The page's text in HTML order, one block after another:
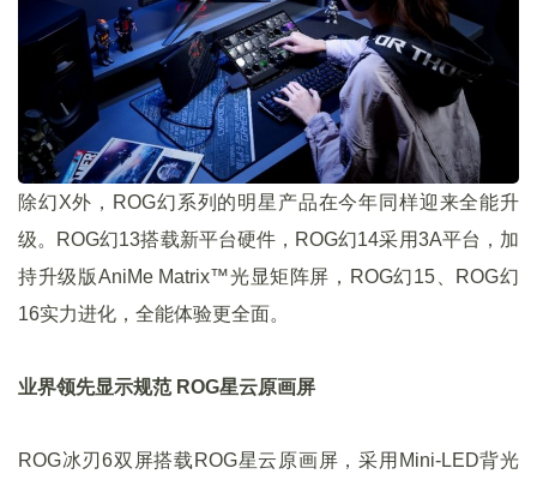
除幻X外，ROG幻系列的明星产品在今年同样迎来全能升
级。ROG幻13搭载新平台硬件，ROG幻14采用3A平台，加
持升级版AniMe Matrix™光显矩阵屏，ROG幻15、ROG幻
16实力进化，全能体验更全面。
业界领先显示规范 ROG星云原画屏
ROG冰刃6双屏搭载ROG星云原画屏，采用Mini-LED背光